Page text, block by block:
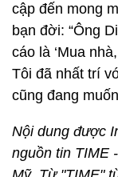
cập đến mong
bạn đời: “Ông
cáo là ‘Mua
Tôi đã nhất trí
cũng đang
Nội dung được
nguồn tin TIME